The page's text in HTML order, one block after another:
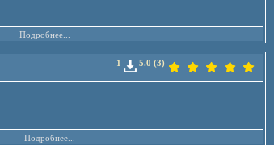
Подробнее...
1 5.0 (3)
Подробнее...